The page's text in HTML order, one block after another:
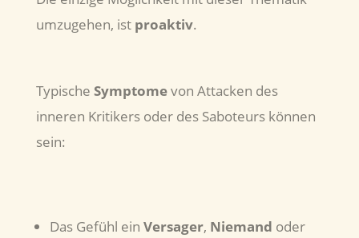
umzugehen, ist proaktiv.
Typische Symptomevon Attacken des
inneren Kritikers oder des Saboteurs können
sein:
Das Gefühl ein Versager, Niemand oder